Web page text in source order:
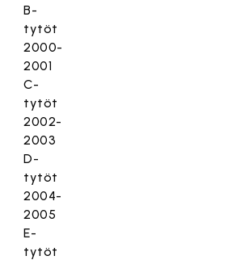
B-
tytöt
2000-
2001
C-
tytöt
2002-
2003
D-
tytöt
2004-
2005
E-
tytöt